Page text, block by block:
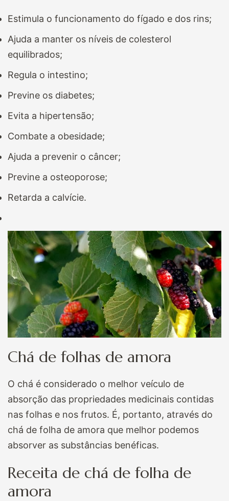
Estimula o funcionamento do fígado e dos rins;
Ajuda a manter os níveis de colesterol
equilibrados;
Regula o intestino;
Previne os diabetes;
Evita a hipertensão;
Combate a obesidade;
Ajuda a prevenir o câncer;
Previne a osteoporose;
Retarda a calvície.
Chá de folhas de amora
O chá é considerado o melhor veículo de
absorção das propriedades medicinais contidas
nas folhas e nos frutos. É, portanto, através do
chá de folha de amora que melhor podemos
absorver as substâncias benéficas.
Receita de chá de folha de
amora